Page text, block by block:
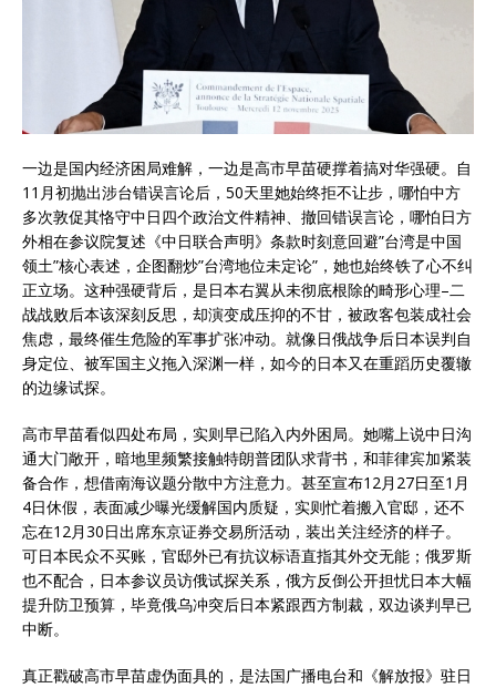
一边是国内经济困局难解，一边是高市早苗硬撑着搞对华强硬。自
11月初抛出涉台错误言论后，50天里她始终拒不让步，哪怕中方
多次敦促其恪守中日四个政治文件精神、撤回错误言论，哪怕日方
外相在参议院复述《中日联合声明》条款时刻意回避”台湾是中国
领土”核心表述，企图翻炒”台湾地位未定论”，她也始终铁了心不纠
正立场。这种强硬背后，是日本右翼从未彻底根除的畸形心理–二
战战败后本该深刻反思，却演变成压抑的不甘，被政客包装成社会
焦虑，最终催生危险的军事扩张冲动。就像日俄战争后日本误判自
身定位、被军国主义拖入深渊一样，如今的日本又在重蹈历史覆辙
的边缘试探。
高市早苗看似四处布局，实则早已陷入内外困局。她嘴上说中日沟
通大门敞开，暗地里频繁接触特朗普团队求背书，和菲律宾加紧装
备合作，想借南海议题分散中方注意力。甚至宣布12月27日至1月
4日休假，表面减少曝光缓解国内质疑，实则忙着搬入官邸，还不
忘在12月30日出席东京证券交易所活动，装出关注经济的样子。
可日本民众不买账，官邸外已有抗议标语直指其外交无能；俄罗斯
也不配合，日本参议员访俄试探关系，俄方反倒公开担忧日本大幅
提升防卫预算，毕竟俄乌冲突后日本紧跟西方制裁，双边谈判早已
中断。
真正戳破高市早苗虚伪面具的，是法国广播电台和《解放报》驻日